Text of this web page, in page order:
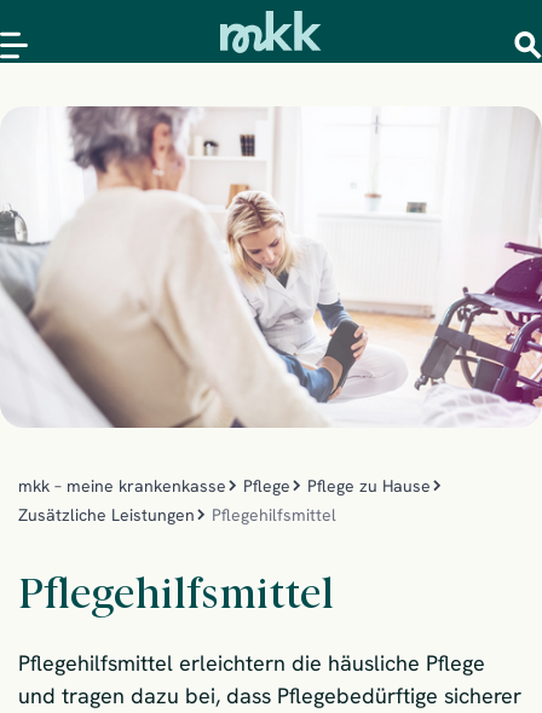
mkk – meine krankenkasse Pflege
Pflege zu Hause
Zusätzliche Leistungen
Pflegehilfsmittel
Pflegehilfsmittel
Pflegehilfsmittel erleichtern die häusliche Pflege
und tragen dazu bei, dass Pflegebedürftige sicherer